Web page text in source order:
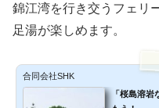
錦江湾を行き交うフェリ
足湯が楽しめます。
合同会社SHK
「桜島溶